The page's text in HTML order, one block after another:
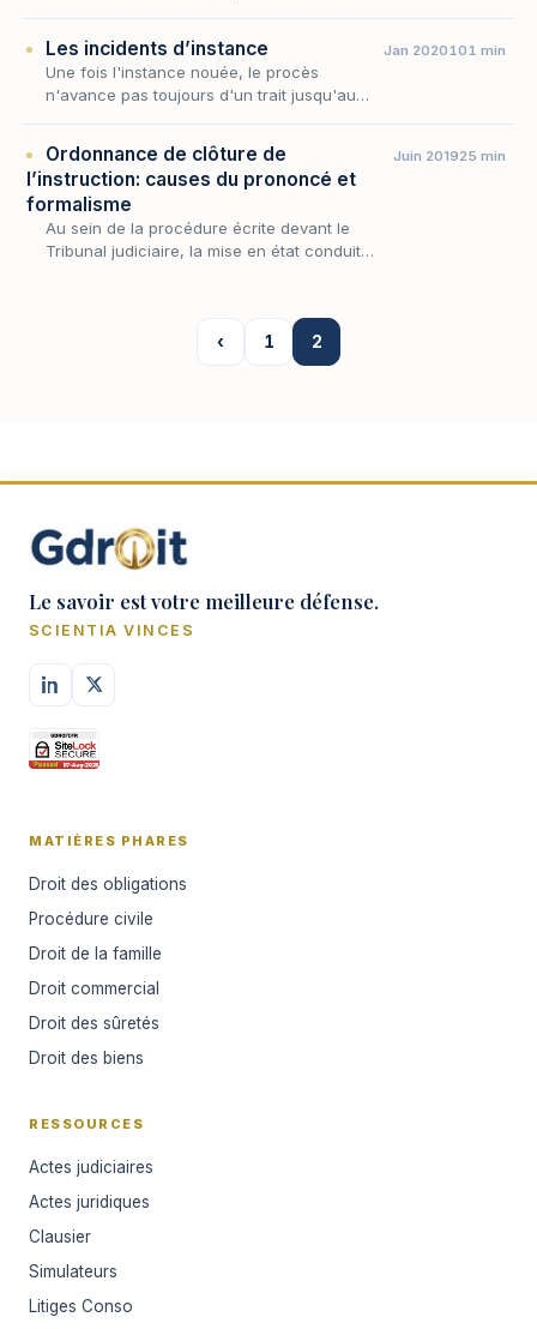
conserv…
Les incidents d’instance
Une fois l'instance nouée, le procès
n'avance pas toujours d'un trait jusqu'au
éteinte par des événement…
Jan 2020101 min
Ordonnance de clôture de
l’instruction: causes du prononcé et
formalisme
Au sein de la procédure écrite devant le
Tribunal judiciaire, la mise en état conduit
Juin 201925 min
‹ 1 2
Le savoir est votre meilleure défense.
SCIENTIA VINCES
MATIÈRES PHARES
Droit des obligations
Procédure civile
Droit de la famille
Droit commercial
Droit des sûretés
Droit des biens
RESSOURCES
Actes judiciaires
Actes juridiques
Clausier
Simulateurs
Litiges Conso